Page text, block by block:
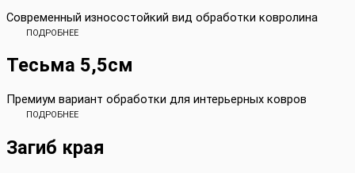
Современный износостойкий вид обработки ковролина
ПОДРОБНЕЕ
Тесьма 5,5см
Премиум вариант обработки для интерьерных ковров
ПОДРОБНЕЕ
Загиб края